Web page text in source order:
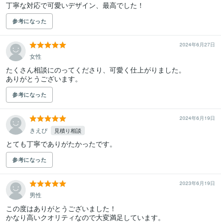
丁寧な対応で可愛いデザイン、最高でした！
参考になった
2024年6月27日
女性
たくさん相談にのってくださり、可愛く仕上がりました。
ありがとうございます。
参考になった
2024年6月19日
きえぴ 見積り相談
とても丁寧でありがたかったです。
参考になった
2023年6月19日
男性
この度はありがとうございました！
かなり高いクオリティなので大変満足しています。